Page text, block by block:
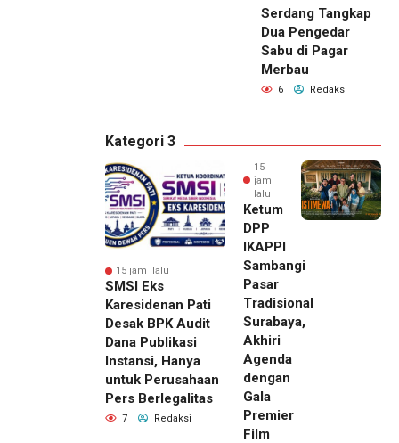
Serdang Tangkap
Dua Pengedar
Sabu di Pagar
Merbau
6 Redaksi
Kategori 3
15 jam lalu
SMSI Eks
Karesidenan Pati
Desak BPK Audit
Dana Publikasi
Instansi, Hanya
untuk Perusahaan
Pers Berlegalitas
7 Redaksi
15
jam
lalu
Ketum
DPP
IKAPPI
Sambangi
Pasar
Tradisional
Surabaya,
Akhiri
Agenda
dengan
Gala
Premier
Film